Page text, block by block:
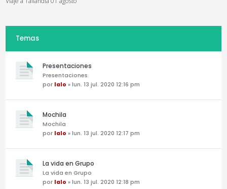
Temas
Presentaciones
Presentaciones
por lalo » lun. 13 jul. 2020 12:16 pm
Mochila
Mochila
por lalo » lun. 13 jul. 2020 12:17 pm
La vida en Grupo
La vida en Grupo
por lalo » lun. 13 jul. 2020 12:18 pm